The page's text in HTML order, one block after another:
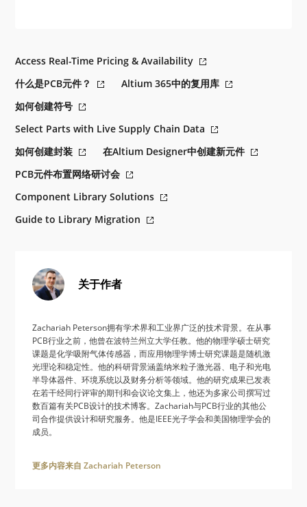
Access Real-Time Pricing & Availability
什么是PCB元件？
Altium 365中的复用库
如何创建符号
Select Parts with Live Supply Chain Data
如何创建封装
在Altium Designer中创建新元件
PCB元件布置网络研讨会
Component Library Solutions
Guide to Library Migration
关于作者
Zachariah Peterson拥有学术界和工业界广泛的技术背景。在从事
PCB行业之前，他曾在波特兰州立大学任教。他的物理学硕士研究
课题是化学吸附气体传感器，而应用物理学博士研究课题是随机激
光理论和稳定性。他的科研背景涵盖纳米粒子激光器、电子和光电
半导体器件、环境系统以及财务分析等领域。他的研究成果已发表
在若干经同行评审的期刊和会议论文集上，他还为多家公司撰写过
数百篇有关PCB设计的技术博客。Zachariah与PCB行业的其他公
司合作提供设计和研究服务。他是IEEE光子学会和美国物理学会的
成员。
更多内容来自 Zachariah Peterson